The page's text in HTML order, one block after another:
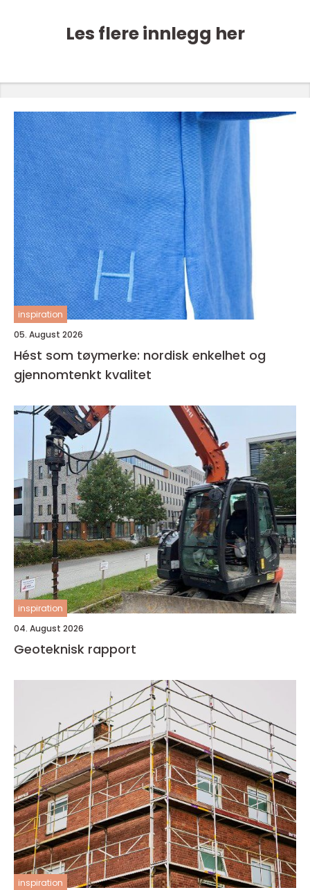
Les flere innlegg her
inspiration
05. August 2026
Hést som tøymerke: nordisk enkelhet og
gjennomtenkt kvalitet
inspiration
04. August 2026
Geoteknisk rapport
inspiration